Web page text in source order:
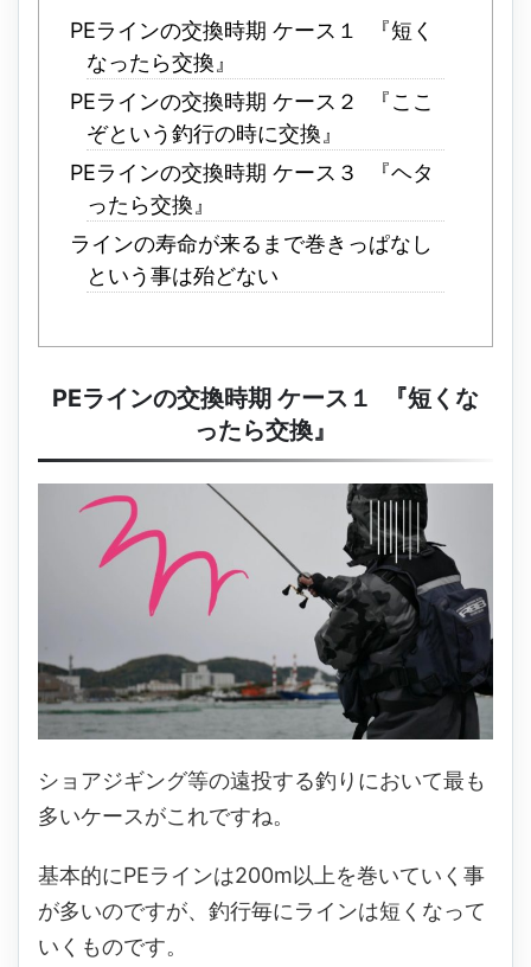
PEラインの交換時期 ケース１ 『短く
なったら交換』
PEラインの交換時期 ケース２ 『ここ
ぞという釣行の時に交換』
PEラインの交換時期 ケース３ 『ヘタ
ったら交換』
ラインの寿命が来るまで巻きっぱなし
という事は殆どない
PEラインの交換時期 ケース１ 『短くな
ったら交換』
ショアジギング等の遠投する釣りにおいて最も
多いケースがこれですね。
基本的にPEラインは200m以上を巻いていく事
が多いのですが、釣行毎にラインは短くなって
いくものです。